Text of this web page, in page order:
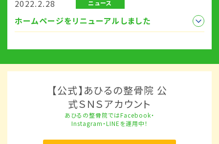
2022.2.28 ニュース
ホームページをリニューアルしました
【公式】あひるの整骨院 公
式ＳＮＳアカウント
あひるの整骨院ではFacebook・
Instagram・LINEを運用中！